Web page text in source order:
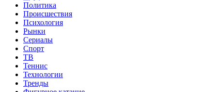
Политика
Происшествия
Психология
Рынки
Сериалы
Спорт
ТВ
Теннис
Технологии
Тренды